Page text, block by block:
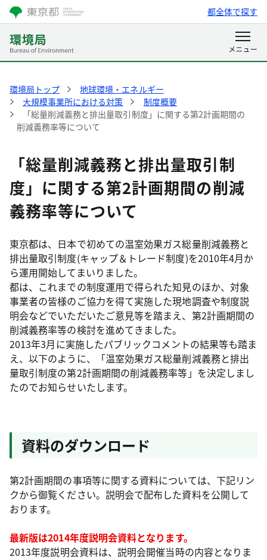
都全体で探す
環境局トップ
地球環境・エネルギー
大規模事業所における対策
制度概要
「総量削減義務と排出量取引制度」に関する第2計画期間の
削減義務率等について
「総量削減義務と排出量取引制
度」に関する第2計画期間の削減
義務率等について
東京都は、日本で初めての温室効果ガス総量削減義務と
排出量取引制度(キャップ＆トレード制度)を2010年4月か
ら運用開始してまいりました。
都は、これまでの制度運用で得られた知見のほか、対象
事業者の皆様のご協力を得て実施した現地調査や制度説
明会などでいただいたご意見等を踏まえ、第2計画期間の
削減義務率等の検討を進めてきました。
2013年3月に実施したパブリックコメントの結果等も踏ま
え、以下のように、「温室効果ガス総量削減義務と排出
量取引制度の第2計画期間の削減義務率等」を決定しまし
たのでお知らせいたします。
資料のダウンロード
第2計画期間の事項等に関する資料については、下記リン
クから御覧ください。説明会で配布した資料を公開して
おります。
最新版は2014年度説明会資料となります。
2013年度説明会資料は、説明会開催当時の内容となりま